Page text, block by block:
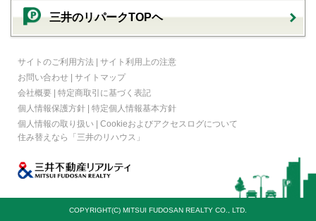
三井のリパークTOPヘ
サイトのご利用方法 | サイト利用上の注意
お問い合わせ | サイトマップ
会社概要 | 特定商取引に基づく表記
個人情報保護方針 | 特定個人情報基本方針
個人情報の取り扱い | Cookieおよびアクセスログについて
住み替えなら
「三井のリハウス」
COPYRIGHT(C) MITSUI FUDOSAN REALTY CO., LTD.